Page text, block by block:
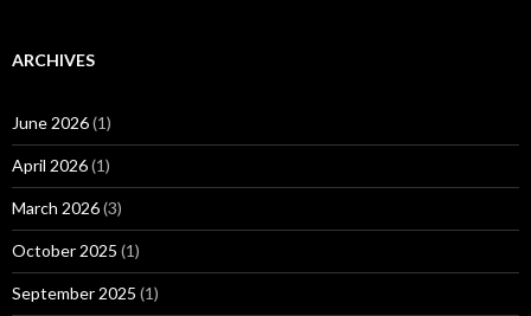
ARCHIVES
June 2026(1)
April 2026(1)
March 2026(3)
October 2025 (1)
September 2025 (1)